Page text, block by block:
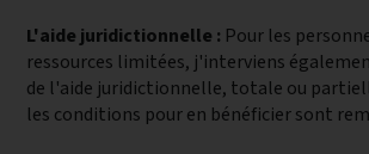
L'aide juridictionnelle : Pour les
ressources limitées, j'interviens
de l'aide juridictionnelle, totale ou
les conditions pour en bénéficier sont